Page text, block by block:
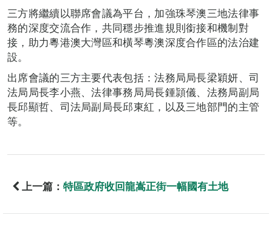
三方將繼續以聯席會議為平台，加強珠琴澳三地法律事
務的深度交流合作，共同穩步推進規則銜接和機制對
接，助力粵港澳大灣區和橫琴粵澳深度合作區的法治建
設。
出席會議的三方主要代表包括：法務局局長梁穎妍、司
法局局長李小燕、法律事務局局長鍾頴儀、法務局副局
長邱顯哲、司法局副局長邱東紅，以及三地部門的主管
等。
上一篇： 特區政府收回龍嵩正街一幅國有土地